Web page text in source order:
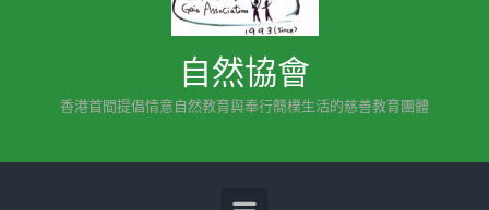
自然協會
香港首間提倡情意自然教育與奉行簡樸生活的慈善教育團體